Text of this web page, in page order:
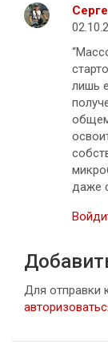
лишь
даже
Для отправки